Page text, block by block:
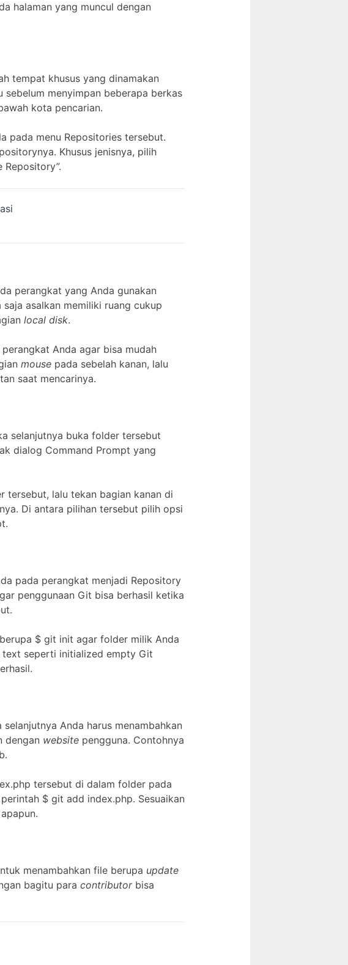
halaman yang muncul dengan
tempat khusus yang dinamakan
sebelum menyimpan beberapa berkas
kota pencarian.
pada menu Repositories tersebut.
Khusus jenisnya, pilih
Repository”.
perangkat yang Anda gunakan
asalkan memiliki ruang cukup
local disk.
Anda agar bisa mudah
mouse pada sebelah kanan, lalu
saat mencarinya.
selanjutnya buka folder tersebut
dialog Command Prompt yang
tersebut, lalu tekan bagian kanan di
Di antara pilihan tersebut pilih opsi
pada perangkat menjadi Repository
penggunaan Git bisa berhasil ketika
$ git init agar folder milik Anda
text seperti initialized empty Git
Anda harus menambahkan
dengan website pengguna. Contohnya
tersebut di dalam folder pada
$ git add index.php. Sesuaikan
apapun.
menambahkan file berupa update
bagitu para contributorbisa